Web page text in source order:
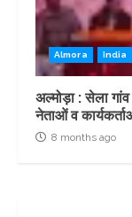
Almora India
अल्मोड़ा : सेला
नेताओं व
8 months ago